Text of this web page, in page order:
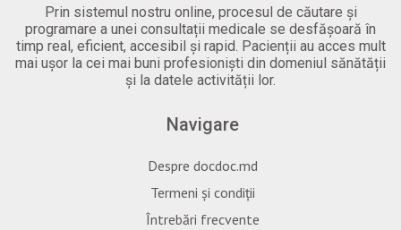
Prin sistemul nostru online, procesul de căutare și
programare a unei consultații medicale se desfășoară în
timp real, eficient, accesibil și rapid. Pacienții au acces mult
mai ușor la cei mai buni profesioniști din domeniul sănătății
și la datele activității lor.
Navigare
Despre docdoc.md
Termeni și condiții
Întrebări frecvente